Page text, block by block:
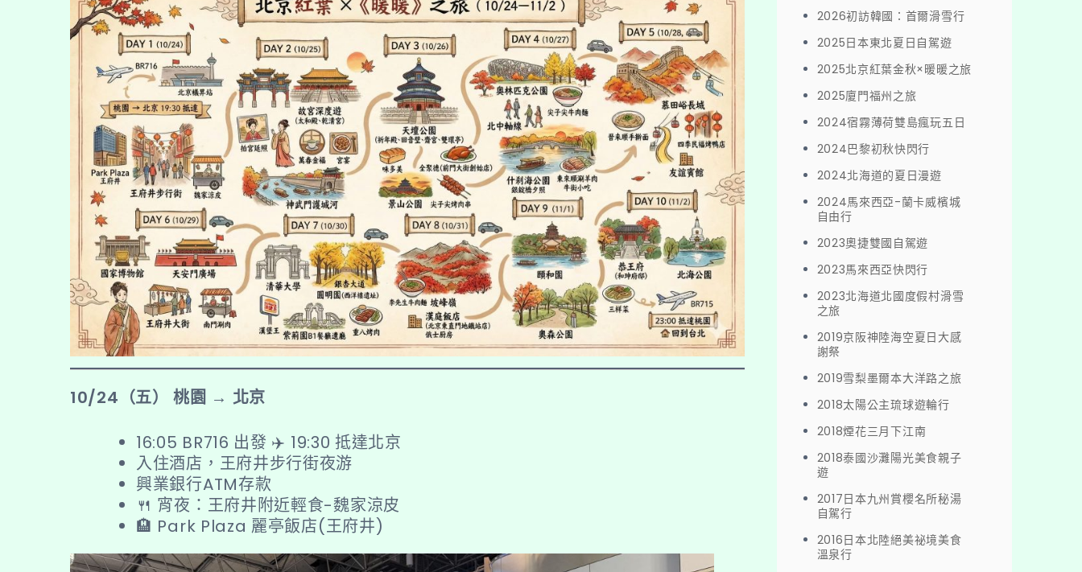
中
10/24（五） 桃園 → 北京
16:05 BR716 出發 ✈️ 19:30 抵達北京
入住酒店，王府井步行街夜游
興業銀行ATM存款
🍴 宵夜：王府井附近輕食-魏家涼皮
🏨 Park Plaza 麗亭飯店(王府井)
2026初訪韓國：首爾滑雪行
2025日本東北夏日自駕遊
2025北京紅葉金秋×暖暖之旅
2025廈門福州之旅
2024宿霧薄荷雙島瘋玩五日
2024巴黎初秋快閃行
2024北海道的夏日漫遊
2024馬來西亞-蘭卡威檳城
自由行
2023奧捷雙國自駕遊
2023馬來西亞快閃行
2023北海道北國度假村滑雪
之旅
2019京阪神陸海空夏日大感
謝祭
2019雪梨墨爾本大洋路之旅
2018太陽公主琉球遊輪行
2018煙花三月下江南
2018泰國沙灘陽光美食親子
遊
2017日本九州賞櫻名所秘湯
自駕行
2016日本北陸絕美祕境美食
溫泉行